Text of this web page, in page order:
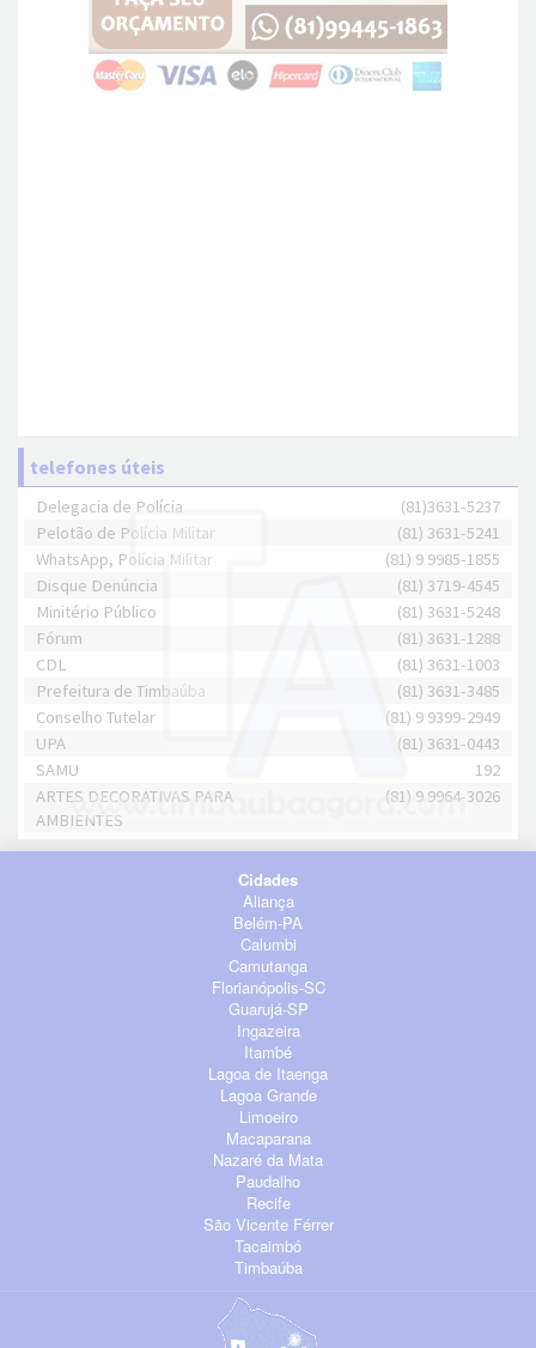
telefones úteis
Delegacia de Polícia
(81)3631-5237
Pelotão de Polícia Militar
(81) 3631-5241
WhatsApp, Polícia Militar
(81) 9 9985-1855
Disque Denúncia
(81) 3719-4545
Minitério Público
(81) 3631-5248
Fórum
(81) 3631-1288
CDL
(81) 3631-1003
Prefeitura de Timbaúba
(81) 3631-3485
Conselho Tutelar
(81) 9 9399-2949
UPA
(81) 3631-0443
SAMU
192
ARTES DECORATIVAS PARA
AMBIENTES
(81) 9 9964-3026
Cidades
Aliança
Belém-PA
Calumbi
Camutanga
Florianópolis-SC
Guarujá-SP
Ingazeira
Itambé
Lagoa de Itaenga
Lagoa Grande
Limoeiro
Macaparana
Nazaré da Mata
Paudalho
Recife
São Vicente Férrer
Tacaimbó
Timbaúba